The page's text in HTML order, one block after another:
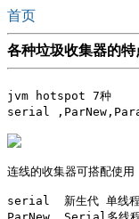
首页
各种垃圾收集器的
jvm hotspot 7种
serial
连线的收集器可搭配使用
serial  新生代 单线程